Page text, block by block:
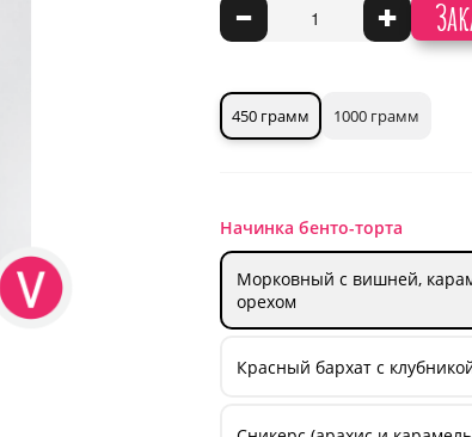
- +
450 грамм 1000 грамм
Начинка бенто-торта
Морковный с вишней,
орехом
Красный бархат с